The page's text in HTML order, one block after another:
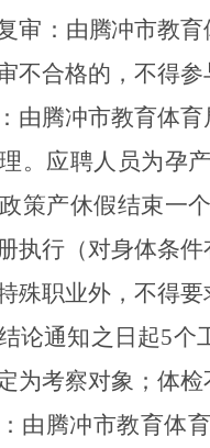
审： 由腾冲市教
不合格的，不得
由腾冲市教育体育
。 应聘人员为孕
策产休假结束一
执行（对身体条
殊职业外，不得
论通知之日起5个
为考察对象 ； 体检
由 腾冲市教育体